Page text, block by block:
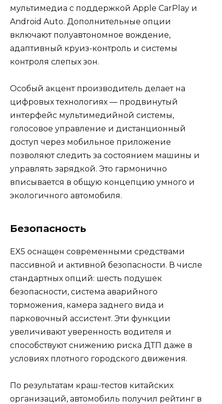
мультимедиа с поддержкой Apple CarPlay и
Android Auto. Дополнительные опции
включают полуавтономное вождение,
адаптивный круиз-контроль и системы
контроля слепых зон.
Особый акцент производитель делает на
цифровых технологиях — продвинутый
интерфейс мультимедийной системы,
голосовое управление и дистанционный
доступ через мобильное приложение
позволяют следить за состоянием машины и
управлять зарядкой. Это гармонично
вписывается в общую концепцию умного и
экологичного автомобиля.
Безопасность
EX5 оснащен современными средствами
пассивной и активной безопасности. В числе
стандартных опций: шесть подушек
безопасности, система аварийного
торможения, камера заднего вида и
парковочный ассистент. Эти функции
увеличивают уверенность водителя и
способствуют снижению риска ДТП даже в
условиях плотного городского движения.
По результатам краш-тестов китайских
организаций, автомобиль получил рейтинг в